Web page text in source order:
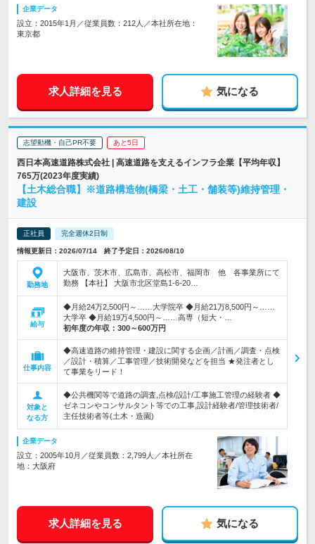
企業データ
設立：2015年1月／従業員数：212人／本社所在地：
東京都
求人詳細を見る 気になる
志望動機・自己PR不要 あと5日
西日本高速道路株式会社 | 高速道路を支えるインフラ企業【平均年収】
765万(2023年度実績)
【土木総合職】※道路構造物(橋梁・土工・舗装等)維持管理・
建設
正社員 完全週休2日制
情報更新日：2026/07/14 終了予定日：2026/08/10
勤務地
大阪市、茨木市、広島市、高松市、福岡市 他 各事業所にて
勤務 【本社】 大阪市北区堂島1-6-20…
給与
◆月給24万2,500円～……大学院卒 ◆月給21万8,500円～……
大学卒 ◆月給19万4,500円～……高専（短大・…
初年度の年収： 300～600万円
仕事内容
◆高速道路の維持管理・建設に関する企画／計画／調査・点検
／設計・積算／工事管理／技術開発などを担当 ★発注者とし
て事業をリード！
対象と
なる方
◆公共機関等で道路の調査,点検/設計/工事施工管理の経験者 ◆
ゼネコンやコンサルタント等での工事,設計経験者/管理技術者/
主任技術者等(土木・造園)
企業データ
設立：2005年10月／従業員数：2,799人／本社所在
地：大阪府
求人詳細を見る 気になる